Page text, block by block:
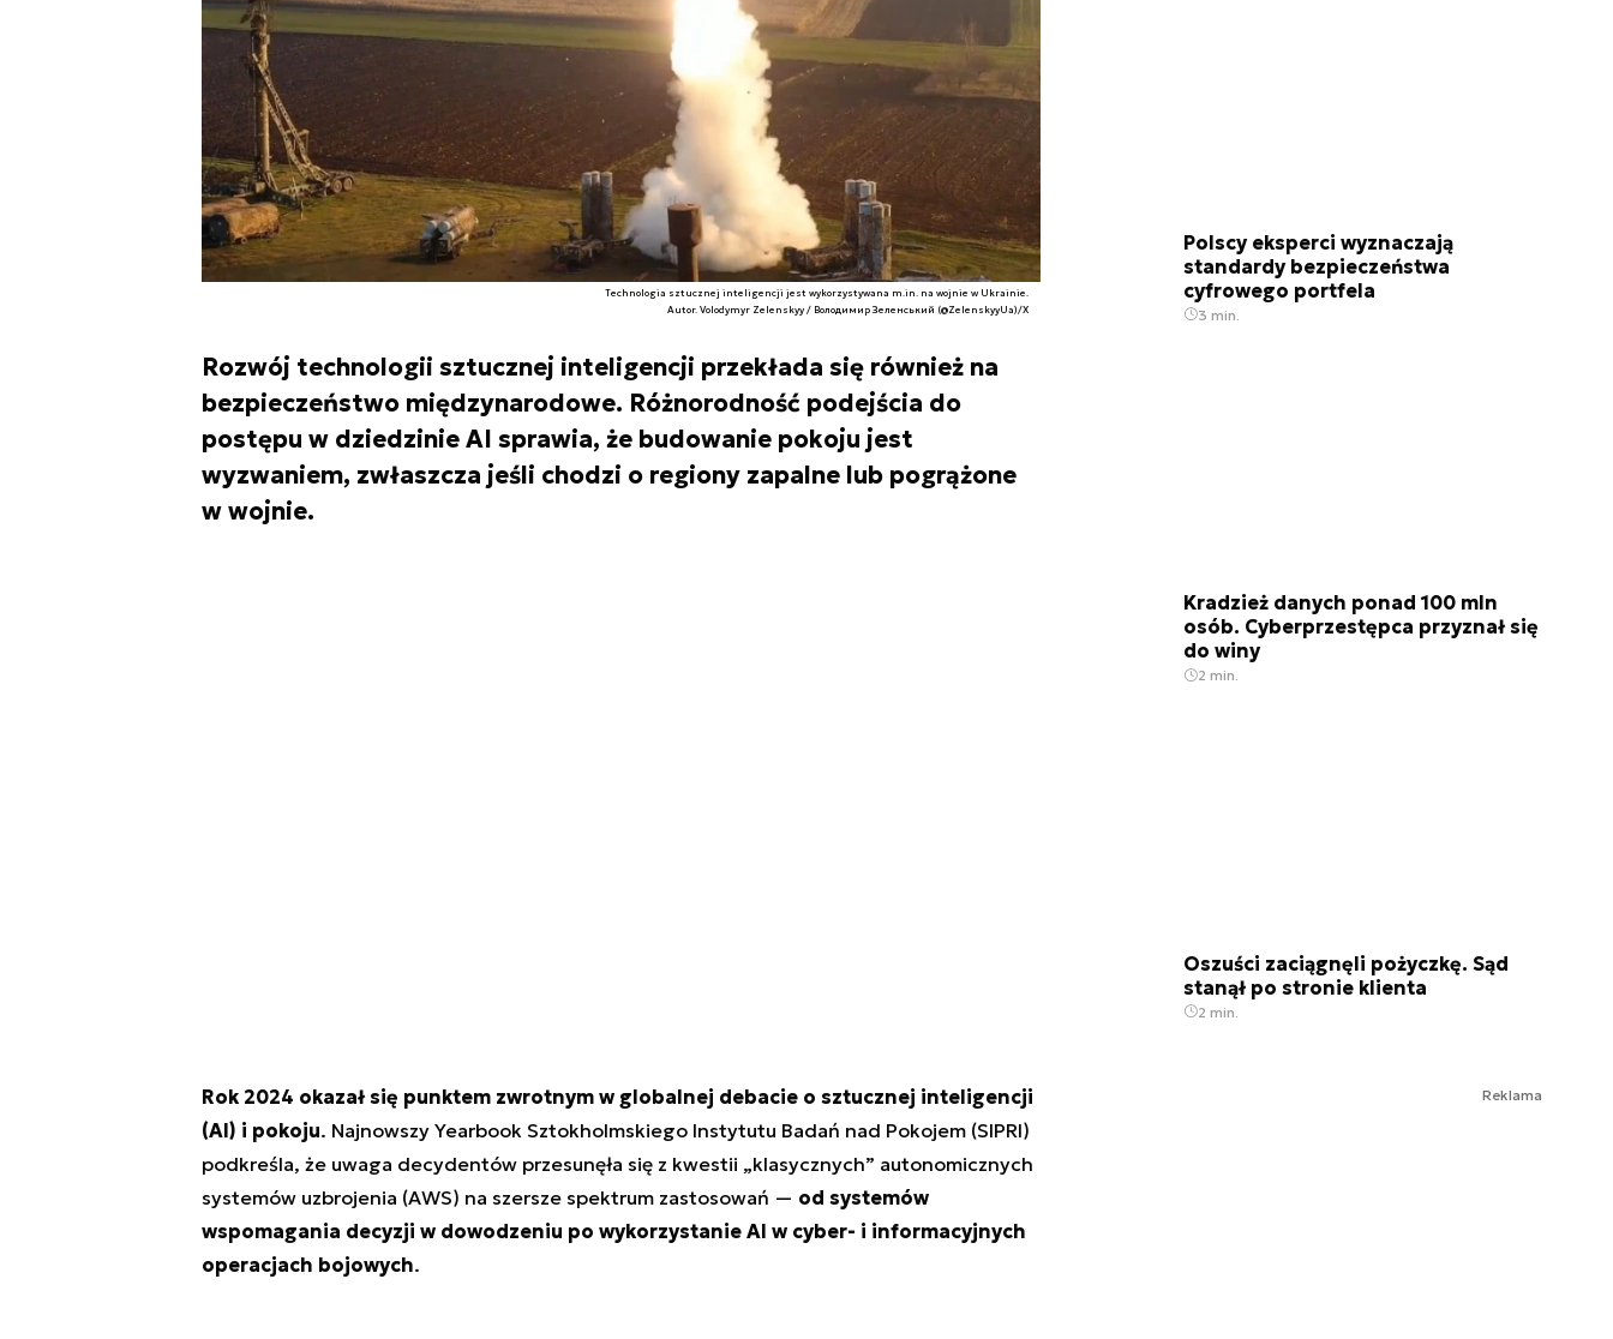
Technologia sztucznej inteligencji jest wykorzystywana m.in. na wojnie w Ukrainie.
Autor. Volodymyr Zelenskyy / Володимир Зеленський (@ZelenskyyUa)/X
Rozwój technologii sztucznej inteligencji przekłada się również na
bezpieczeństwo międzynarodowe. Różnorodność podejścia do
postępu w dziedzinie AI sprawia, że budowanie pokoju jest
wyzwaniem, zwłaszcza jeśli chodzi o regiony zapalne lub pogrążone
w wojnie.
Rok 2024 okazał się punktem zwrotnym w globalnej debacie o sztucznej inteligencji
(AI) i pokoju. Najnowszy YearbookSztokholmskiego Instytutu Badań nad Pokojem (SIPRI)
podkreśla, że uwaga decydentów przesunęła się z kwestii „klasycznych” autonomicznych
systemów uzbrojenia (AWS) na szersze spektrum zastosowań — od systemów
wspomagania decyzji w dowodzeniu po wykorzystanie AI w cyber- i informacyjnych
operacjach bojowych.
Polscy eksperci wyznaczają
standardy bezpieczeństwa
cyfrowego portfela
3 min.
Kradzież danych ponad 100 mln
osób. Cyberprzestępca przyznał się
do winy
2 min.
Oszuści zaciągnęli pożyczkę. Sąd
stanął po stronie klienta
2 min.
Reklama